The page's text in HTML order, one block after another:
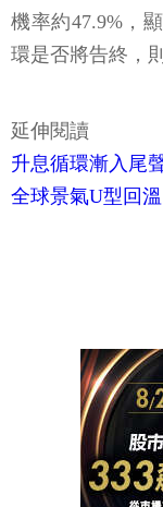
機率約47.9%，
環是否將告終，
延伸閱讀
升息循環漸入尾
全球景氣U型回